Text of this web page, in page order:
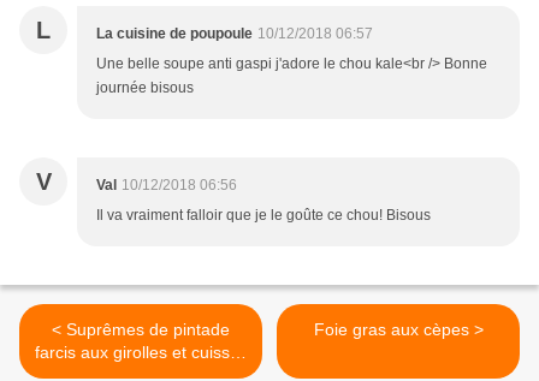
L La cuisine de poupoule 10/12/2018 06:57
Une belle soupe anti gaspi j'adore le chou kale<br /> Bonne
journée bisous
V Val 10/12/2018 06:56
Il va vraiment falloir que je le goûte ce chou! Bisous
< Suprêmes de pintade
farcis aux girolles et cuisses
en chartreuse
Foie gras aux cèpes >